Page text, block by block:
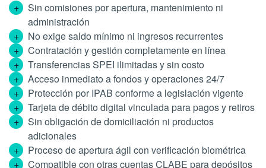
Sin comisiones por apertura, mantenimiento ni
administración
No exige saldo mínimo ni ingresos recurrentes
Contratación y gestión completamente en línea
Transferencias SPEI ilimitadas y sin costo
Acceso inmediato a fondos y operaciones 24/7
Protección por IPAB conforme a legislación vigente
Tarjeta de débito digital vinculada para pagos y retiros
Sin obligación de domiciliación ni productos
adicionales
Proceso de apertura ágil con verificación biométrica
Compatible con otras cuentas CLABE para depósitos